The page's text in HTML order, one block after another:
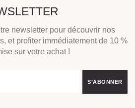
newsletter pour découvrir nos
et profiter immédiatement de 10 %
sur votre achat !